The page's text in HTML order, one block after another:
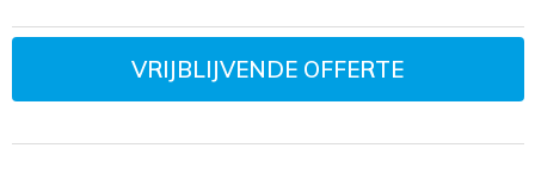
VRIJBLIJVENDE OFFERTE